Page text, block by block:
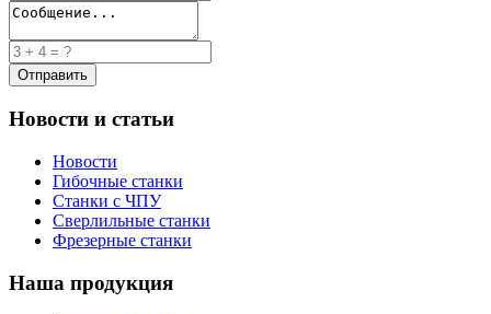
Новости и статьи
Новости
Гибочные станки
Станки с ЧПУ
Сверлильные станки
Фрезерные станки
Наша продукция